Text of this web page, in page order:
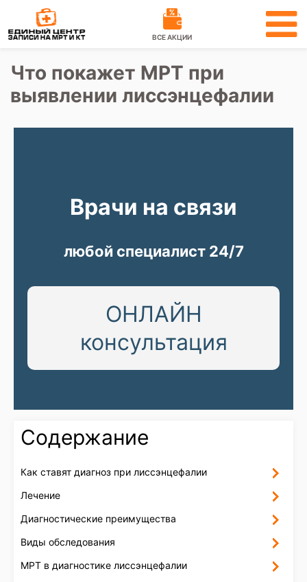
ВСЕ АКЦИИ
Что покажет МРТ при
выявлении лиссэнцефалии
ОНЛАЙН
консультация
любой специалист 24/7
Врачи на связи
Содержание
Как ставят диагноз при лиссэнцефалии
Лечение
Диагностические преимущества
Виды обследования
МРТ в диагностике лиссэнцефалии